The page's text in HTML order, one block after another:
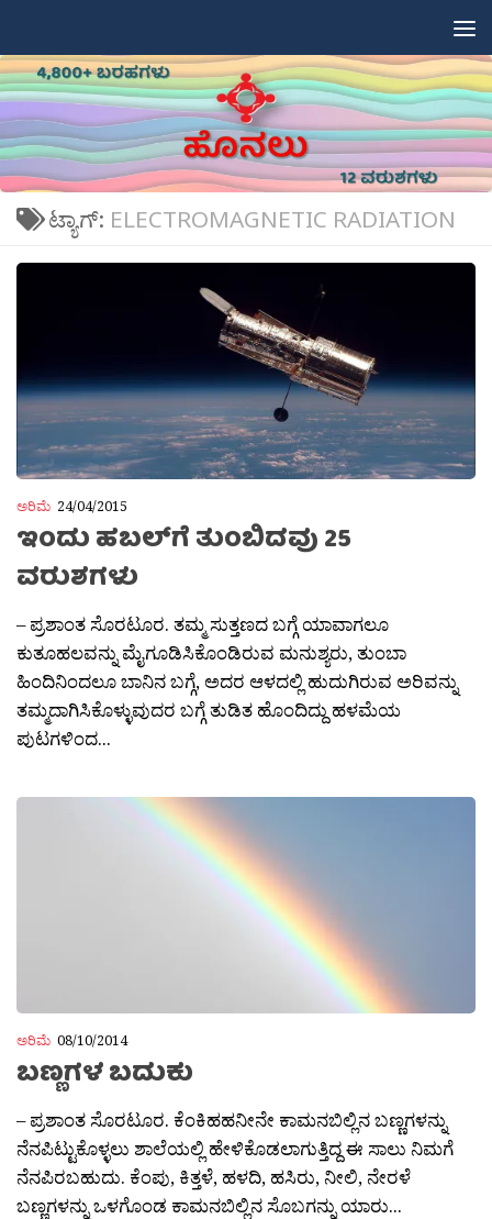
ಟ್ಯಾಗ್: ELECTROMAGNETIC RADIATION
ಅರಿಮೆ 24/04/2015
ಇಂದು ಹಬಲ್‍ಗೆ ತುಂಬಿದವು 25
ವರುಶಗಳು
– ಪ್ರಶಾಂತ ಸೊರಟೂರ‍. ತಮ್ಮ ಸುತ್ತಣದ ಬಗ್ಗೆ ಯಾವಾಗಲೂ
ಕುತೂಹಲವನ್ನು ಮೈಗೂಡಿಸಿಕೊಂಡಿರುವ ಮನುಶ್ಯರು, ತುಂಬಾ
ಹಿಂದಿನಿಂದಲೂ ಬಾನಿನ ಬಗ್ಗೆ, ಅದರ ಆಳದಲ್ಲಿ ಹುದುಗಿರುವ ಅರಿವನ್ನು
ತಮ್ಮದಾಗಿಸಿಕೊಳ್ಳುವುದರ ಬಗ್ಗೆ ತುಡಿತ ಹೊಂದಿದ್ದು ಹಳಮೆಯ
ಪುಟಗಳಿಂದ...
ಅರಿಮೆ 08/10/2014
ಬಣ್ಣಗಳ ಬದುಕು
– ಪ್ರಶಾಂತ ಸೊರಟೂರ. ಕೆಂಕಿಹಹನೀನೇ ಕಾಮನಬಿಲ್ಲಿನ ಬಣ್ಣಗಳನ್ನು
ನೆನಪಿಟ್ಟುಕೊಳ್ಳಲು ಶಾಲೆಯಲ್ಲಿ ಹೇಳಿಕೊಡಲಾಗುತ್ತಿದ್ದ ಈ ಸಾಲು ನಿಮಗೆ
ನೆನಪಿರಬಹುದು. ಕೆಂಪು, ಕಿತ್ತಳೆ, ಹಳದಿ, ಹಸಿರು, ನೀಲಿ, ನೇರಳೆ
ಬಣ್ಣಗಳನ್ನು ಒಳಗೊಂಡ ಕಾಮನಬಿಲ್ಲಿನ ಸೊಬಗನ್ನು ಯಾರು...